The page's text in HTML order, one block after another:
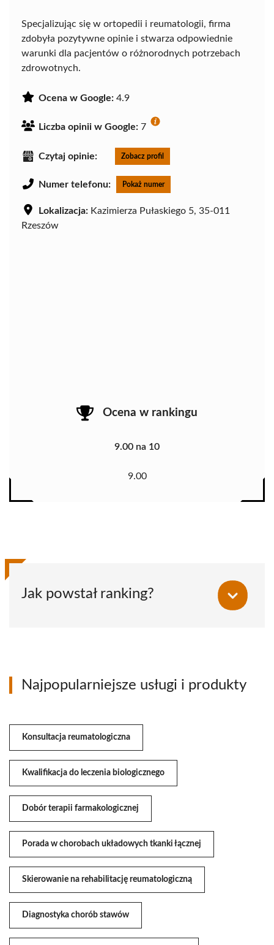
Specjalizując się w ortopedii i reumatologii, firma
zdobyła pozytywne opinie i stwarza odpowiednie
warunki dla pacjentów o różnorodnych potrzebach
zdrowotnych.
Ocena w Google: 4.9
Liczba opinii w Google: 7
Czytaj opinie: Zobacz profil
Numer telefonu: Pokaż numer
Lokalizacja: Kazimierza Pułaskiego 5, 35-011
Rzeszów
Ocena w rankingu
9.00 na 10
9.00
Jak powstał ranking?
Najpopularniejsze usługi i produkty
Konsultacja reumatologiczna
Kwalifikacja do leczenia biologicznego
Dobór terapii farmakologicznej
Porada w chorobach układowych tkanki łącznej
Skierowanie na rehabilitację reumatologiczną
Diagnostyka chorób stawów